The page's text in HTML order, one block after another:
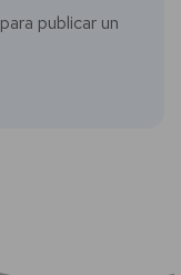
para publicar un